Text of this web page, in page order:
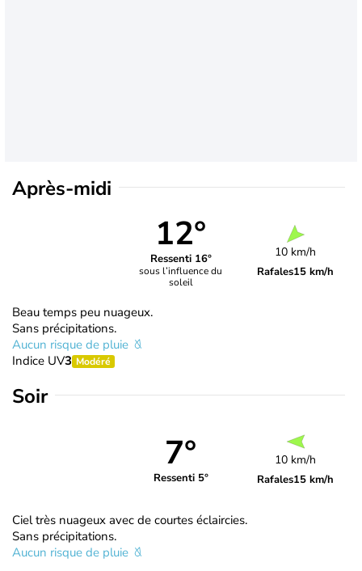
Après-midi
12°
Ressenti 16°
sous l’influence du
soleil
10 km/h
Rafales15 km/h
Beau temps peu nuageux.
Sans précipitations.
Aucun risque de pluie
Indice UV3 Modéré
Soir
7°
Ressenti 5°
10 km/h
Rafales15 km/h
Ciel très nuageux avec de courtes éclaircies.
Sans précipitations.
Aucun risque de pluie